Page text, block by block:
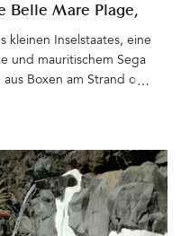
Belle Mare Plage,
kleinen Inselstaates, eine
und mauritischem Sega
Boxen am Strand oder
Stimmung, die überall auf
vieler
Sie sind
Kellner, mit dem wir uns